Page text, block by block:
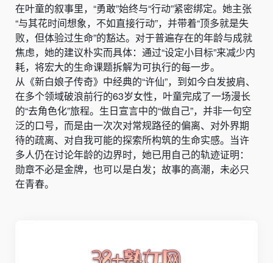
在叶童的叙事里，“勇敢”始终与“行动”紧密绑定。她主张
“与其花时间想象，不如直接行动”，并带着“顶多就是失
败，但体验过生命”的豁达。对于普遍存在的年龄与成就
焦虑，她的建议朴实而具体：通过“设定小目标”来减少内
耗，将宏大的生命课题拆解为可执行的每一步。
从《新白娘子传奇》中经典的“许仙”，到如今白发披肩、
在多个领域破浪前行的63岁女性，叶童完成了一场漫长
的“去角色化”旅程。生日宣言中的“做自己”，并非一句空
泛的口号，而是由一次次对常规路径的偏离、对外界期
待的疏离、对自我可能的探索所构筑的生命实感。当许
多人仍在讨论年龄的边界时，她已用自己的轨迹证明：
勋章不必是金牌，也可以是白发；故事的高潮，未必只
在青春。